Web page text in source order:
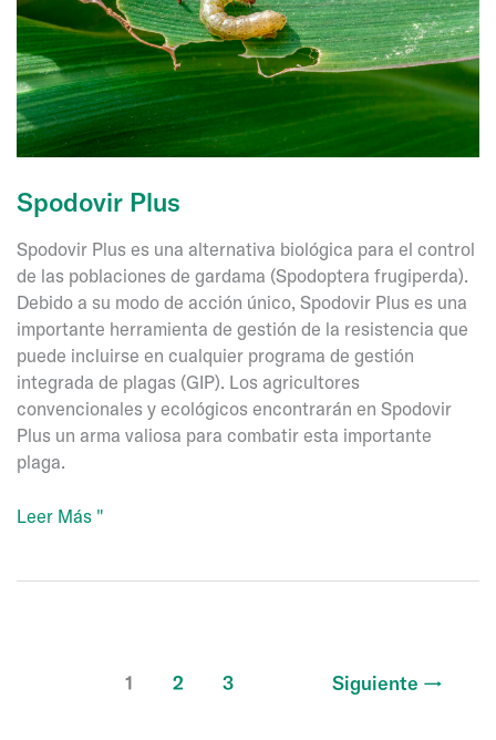
Spodovir Plus
Spodovir Plus es una alternativa biológica para el control
de las poblaciones de gardama (Spodoptera frugiperda).
Debido a su modo de acción único, Spodovir Plus es una
importante herramienta de gestión de la resistencia que
puede incluirse en cualquier programa de gestión
integrada de plagas (GIP). Los agricultores
convencionales y ecológicos encontrarán en Spodovir
Plus un arma valiosa para combatir esta importante
plaga.
Spodovir
Leer Más "
1 2 3 Siguiente →